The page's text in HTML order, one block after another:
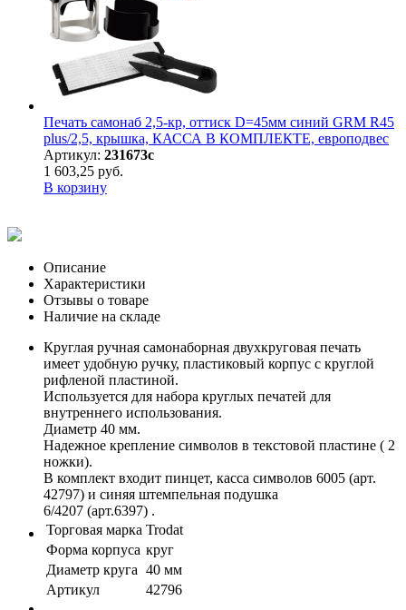
Печать самонаб 2,5-кр, оттиск D=45мм синий GRM R45
plus/2,5, крышка, КАССА В КОМПЛЕКТЕ, европодвес
Артикул: 231673с
1 603,25 руб.
В корзину
Описание
Характеристики
Отзывы о товаре
Наличие на складе
Круглая ручная самонаборная двухкруговая печать
имеет удобную ручку, пластиковый корпус с круглой
рифленой пластиной.
Используется для набора круглых печатей для
внутреннего использования.
Диаметр 40 мм.
Надежное крепление символов в текстовой пластине ( 2
ножки).
В комплект входит пинцет, касса символов 6005 (арт.
42797) и синяя штемпельная подушка
6/4207 (арт.6397) .
Торговая марка Trodat
Форма корпуса круг
Диаметр круга 40 мм
Артикул
42796